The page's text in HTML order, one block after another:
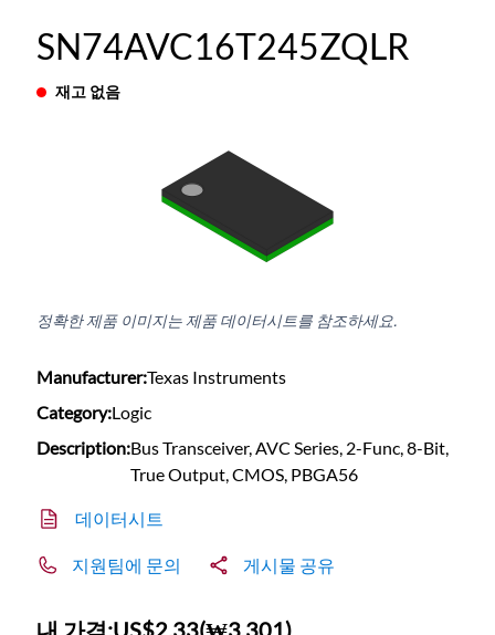
SN74AVC16T245ZQLR
재고 없음
정확한 제품 이미지는 제품 데이터시트를 참조하세요.
Manufacturer:Texas Instruments
Category:Logic
Description:Bus Transceiver, AVC Series, 2-Func, 8-Bit,
True Output, CMOS, PBGA56
데이터시트
지원팀에 문의 게시물 공유